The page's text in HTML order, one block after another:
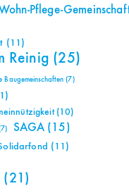
Pflege-
(11)
Reinig (25)
Baugemeinschaften (7)
(10)
SAGA(15)
(11)
(21)